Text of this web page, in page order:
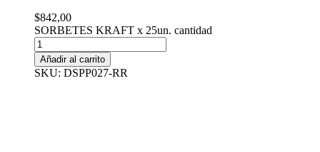
$842,00
SORBETES KRAFT x 25un. cantidad
Añadir al carrito
SKU: DSPP027-RR